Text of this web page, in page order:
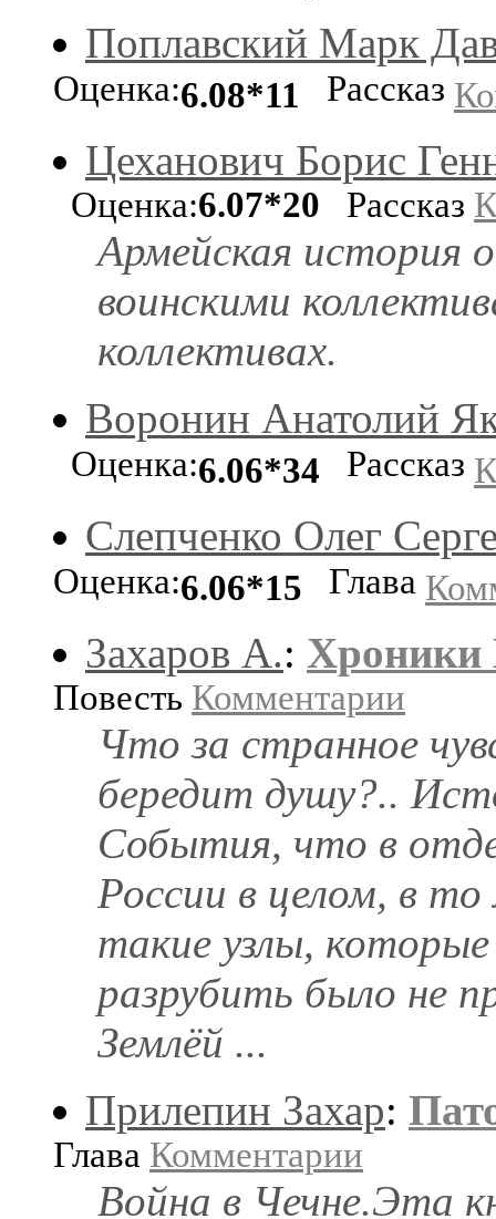
Поплавский Марк
Оценка:6.08*11 Рассказ
Цеханович Борис
Оценка:6.07*20 Рассказ
Армейская история
воинскими
коллективах.
Воронин Анатолий
Оценка:6.06*34 Рассказ
Слепченко Олег
Оценка:6.06*15 Глава
Захаров А.: Хроники
Повесть Комментарии
Что за странное
бередит душу?..
События, что в
России в целом, в
такие узлы,
разрубить было не
Землёй ...
Прилепин Захар:
Глава Комментарии
Война в Чечне.Эта